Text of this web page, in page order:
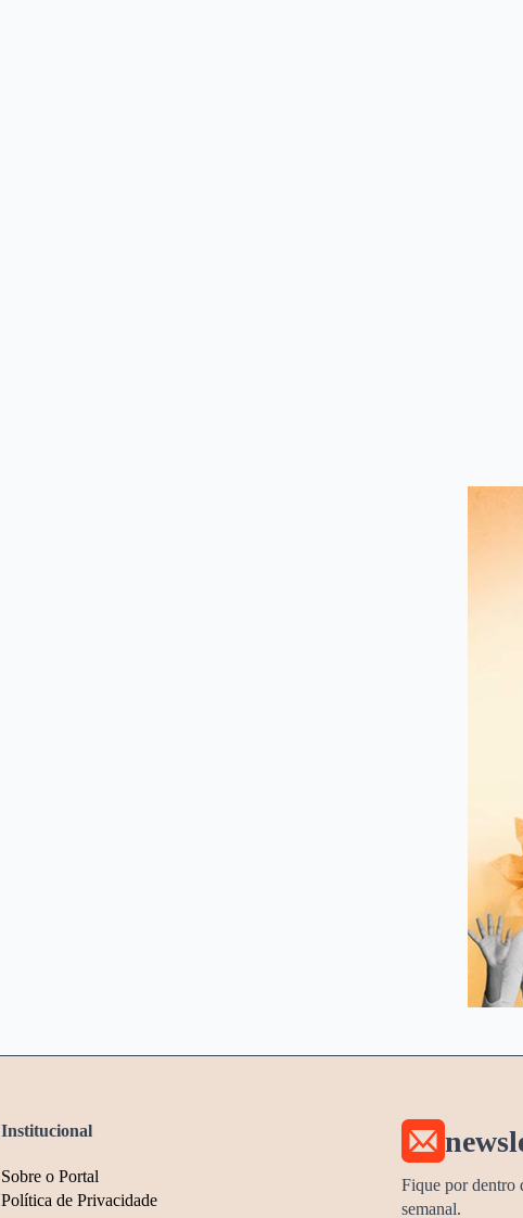
Institucional
Sobre o Portal
Política de Privacidade
Fique por dentro
semanal.